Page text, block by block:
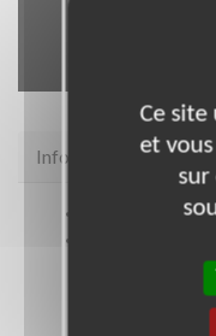
Infos pratiques
57040 METZ
Ce site
et
sur